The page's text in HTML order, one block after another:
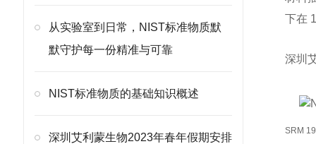
从实验室到日常，NIST标准物质默
默守护每一份精准与可靠
NIST标准物质的基础知识概述
深圳艾利蒙生物2023年春年假期安排
下在
深圳
SRM